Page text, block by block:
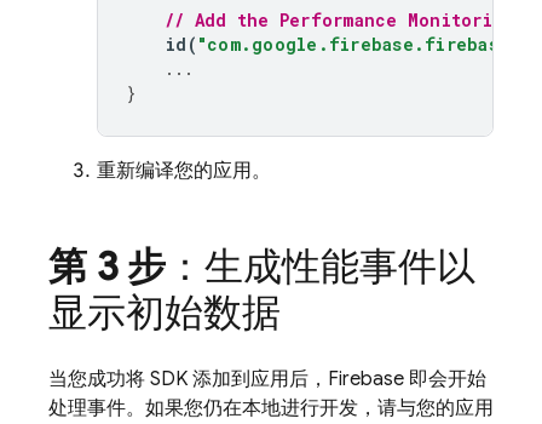
// Add the Performance Monitoring
id ( "com.google.firebase.firebase-
...
}
重新编译您的应用。
第 3 步 ：生成性能事件以
显示初始数据
当您成功将 SDK 添加到应用后，Firebase 即会开始
处理事件。如果您仍在本地进行开发，请与您的应用